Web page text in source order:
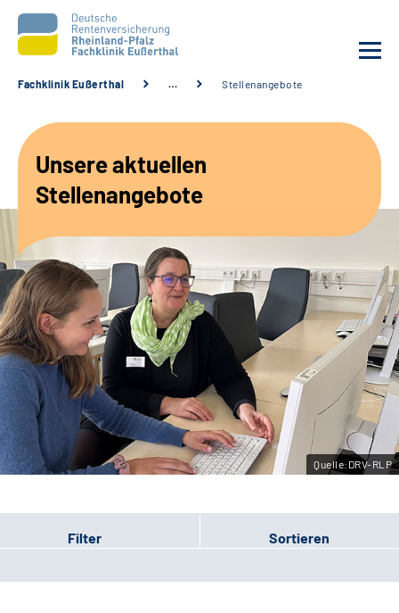
Unsere Angebote
Karriere
Beratungsstellen &
Zuweisende
Suche
Leichte Sprache
Gebärdensprache
Fachklinik Eußerthal … Stellenangebote
Unsere aktuellen
Stellenangebote
Quelle:DRV-RLP
Filter Sortieren